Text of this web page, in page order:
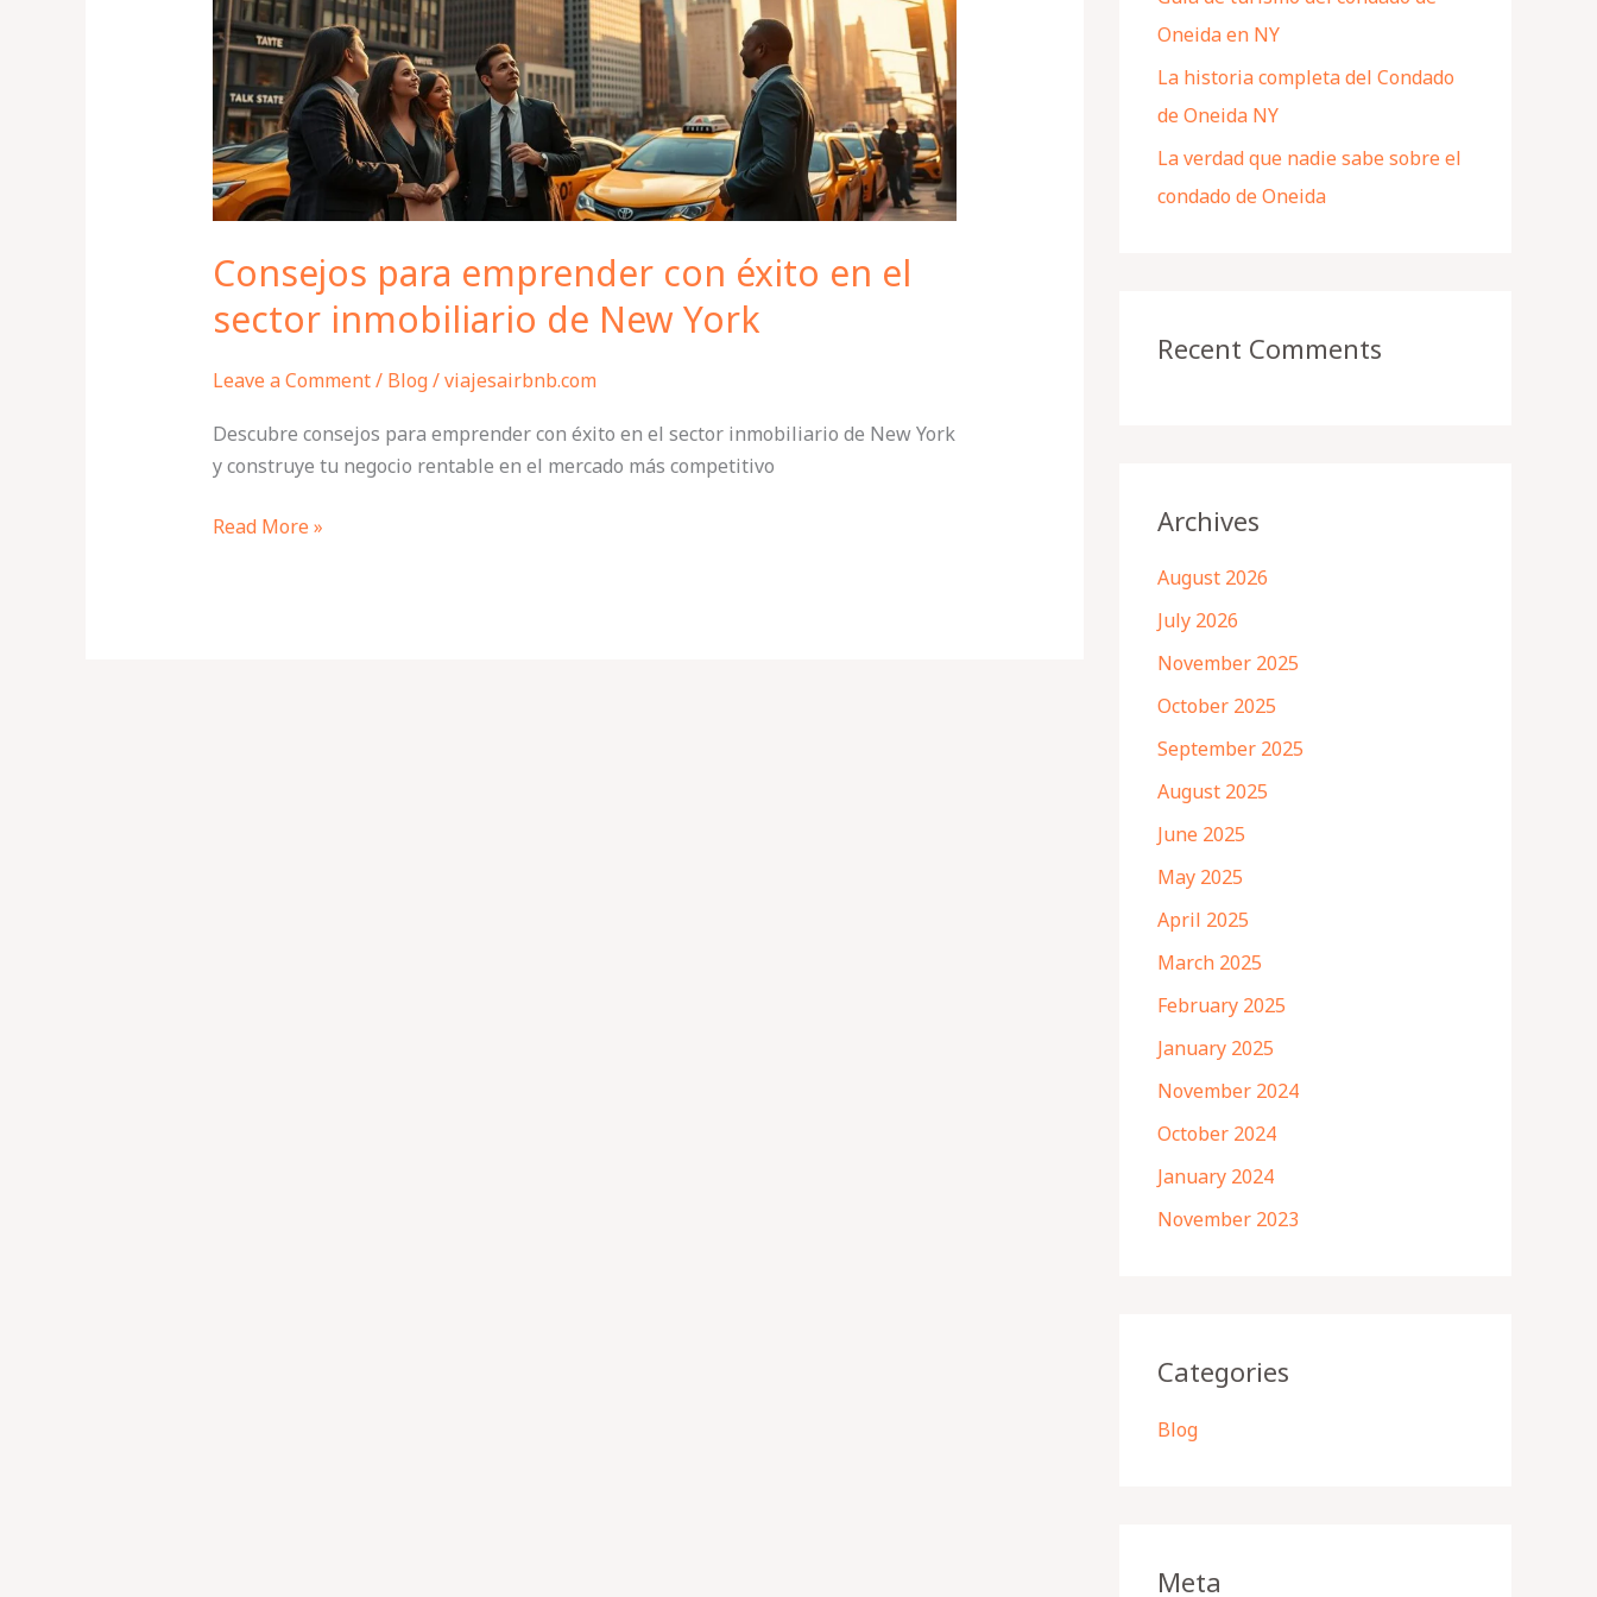
Consejos para emprender con éxito en el
sector inmobiliario de New York
Leave a Comment/ Blog/viajesairbnb.com
Descubre consejos para emprender con éxito en el sector inmobiliario de New York
y construye tu negocio rentable en el mercado más competitivo
sector
inmobiliario
de
New
York
Read More »
Oneida en NY
La historia completa del Condado
de Oneida NY
La verdad que nadie sabe sobre el
condado de Oneida
Recent Comments
Archives
August 2026
July 2026
November 2025
October 2025
September 2025
August 2025
June 2025
May 2025
April 2025
March 2025
February 2025
January 2025
November 2024
October 2024
January 2024
November 2023
Categories
Blog
Meta